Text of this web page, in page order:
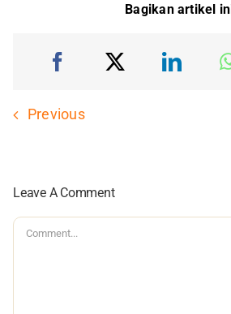
Bagikan artikel
Previous
Leave A Comment
Comment